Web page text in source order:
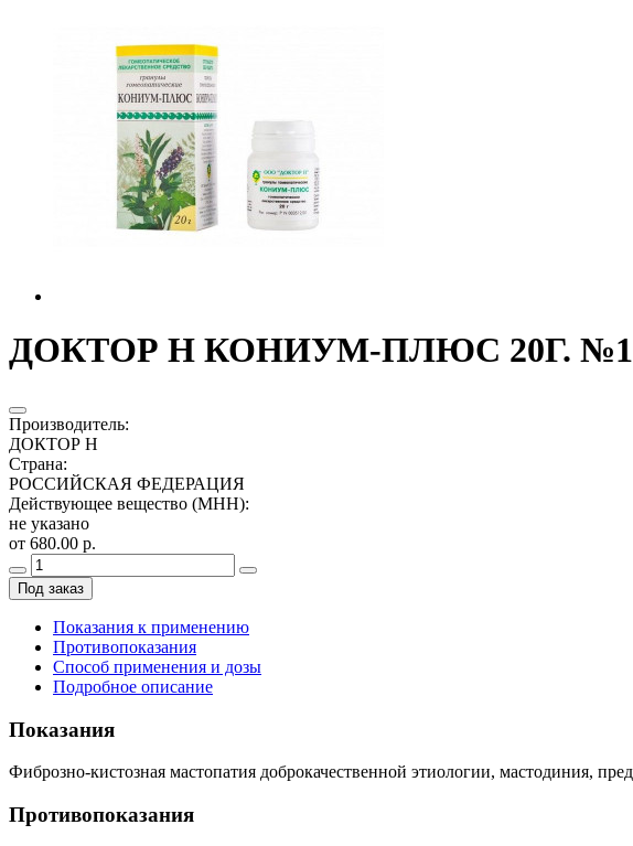
ДОКТОР Н КОНИУМ-ПЛЮС 20Г.
Производитель:
ДОКТОР Н
Страна:
РОССИЙСКАЯ ФЕДЕРАЦИЯ
Действующее вещество (МНН):
не указано
от 680.00 р.
Под заказ
Показания к применению
Противопоказания
Способ применения и дозы
Подробное описание
Показания
Фиброзно-кистозная мастопатия доброкачественной этиологии, мастодиния,
Противопоказания